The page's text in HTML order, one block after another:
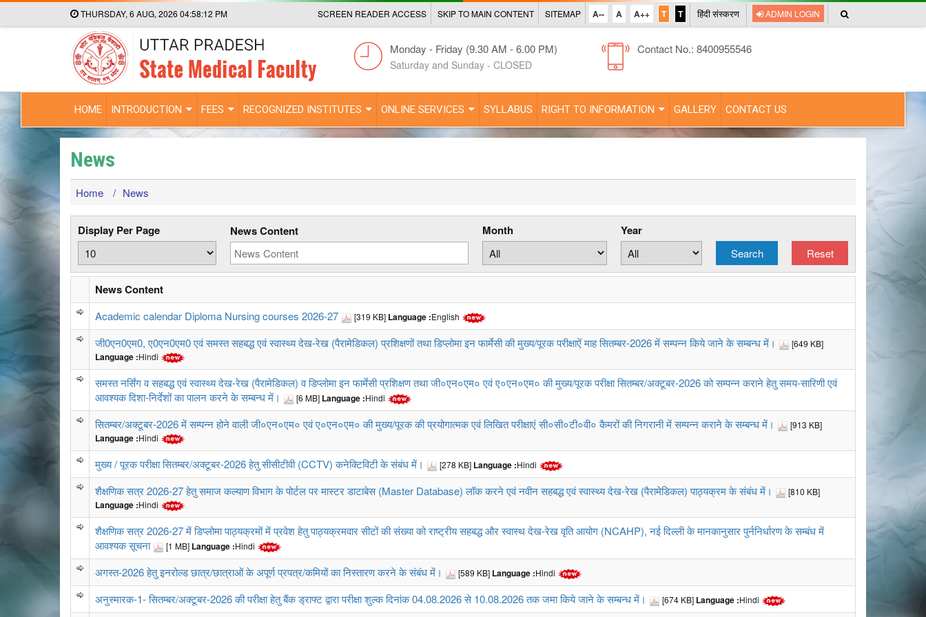
THURSDAY, 6 AUG, 2026 04:58:12 PM SCREEN READER ACCESS SKIP TO MAIN CONTENT SITEMAP A-- A A++ T T हिंदी संस्करण ADMIN LOGIN
Monday - Friday (9.30 AM - 6.00 PM)
Saturday and Sunday - CLOSED
Contact No.: 8400955546
HOME INTRODUCTION FEES RECOGNIZED INSTITUTES ONLINE SERVICES SYLLABUS RIGHT TO INFORMATION GALLERY CONTACT US
News
Home / News
Display Per Page News Content Month Year
News Content
Academic calendar Diploma Nursing courses 2026-27 [319 KB] Language :English
जी0एन0एम0, ए0एन0एम0 एवं समस्त सहबद्ध एवं स्वास्थ्य देख-रेख (पैरामेडिकल) प्रशिक्षणों तथा डिप्लोमा इन फार्मेसी की मुख्य/पूरक परीक्षाऐं माह सितम्बर-2026 में सम्पन्न किये जाने के सम्बन्ध में। [649 KB]
Language :Hindi
समस्त नर्सिंग व सहबद्ध एवं स्वास्थ्य देख-रेख (पैरामेडिकल) व डिप्लोमा इन फार्मेसी प्रशिक्षण तथा जी०एन०एम० एवं ए०एन०एम० की मुख्य/पूरक परीक्षा सितम्बर/अक्टूबर-2026 को सम्पन्न कराने हेतु समय-सारिणी एवं
आवश्यक दिशा-निर्देशों का पालन करने के सम्बन्ध में।
[6 MB] Language :Hindi
सितम्बर/अक्टूबर-2026 में सम्पन्न होने वाली जी०एन०एम० एवं ए०एन०एम० की मुख्य/पूरक की प्रयोगात्मक एवं लिखित परीक्षाएं सी०सी०टी०वी० कैमरों की निगरानी में सम्पन्न कराने के सम्बन्ध में। [913 KB]
Language :Hindi
मुख्य / पूरक परीक्षा सितम्बर/अक्टूबर-2026 हेतु सीसीटीवी (CCTV) कनेक्टिविटी के संबंध में। [278 KB] Language :Hindi
शैक्षणिक सत्र 2026-27 हेतु समाज कल्याण विभाग के पोर्टल पर मास्टर डाटाबेस (Master Database) लॉक करने एवं नवीन सहबद्ध एवं स्वास्थ्य देख-रेख (पैरामेडिकल) पाठ्यक्रम के संबंध में। [810 KB]
Language :Hindi
शैक्षणिक सत्र 2026-27 में डिप्लोमा पाठ्यक्रमों में प्रवेश हेतु पाठ्यक्रमवार सीटों की संख्या को राष्ट्रीय सहबद्ध और स्वास्थ देख-रेख वृति आयोग (NCAHP), नई दिल्ली के मानकानुसार पुर्ननिर्धारण के सम्बंध में
आवश्यक सूचना
[1 MB] Language :Hindi
अगस्त-2026 हेतु इनरोल्ड छात्र/छात्राओं के अपूर्ण प्रपत्र/कमियों का निस्तारण करने के संबंध में। [589 KB] Language :Hindi
अनुस्मारक-1- सितम्बर/अक्टूबर-2026 की परीक्षा हेतु बैंक ड्राफ्ट द्वारा परीक्षा शुल्क दिनांक 04.08.2026 से 10.08.2026 तक जमा किये जाने के सम्बन्ध में। [674 KB] Language :Hindi